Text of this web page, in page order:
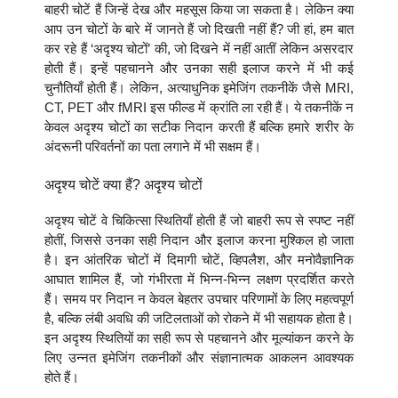
बाहरी चोटें हैं जिन्हें देख और महसूस किया जा सकता है। लेकिन क्या
आप उन चोटों के बारे में जानते हैं जो दिखती नहीं हैं? जी हां, हम बात
कर रहे हैं ‘अदृश्य चोटों’ की, जो दिखने में नहीं आतीं लेकिन असरदार
होती हैं। इन्हें पहचानने और उनका सही इलाज करने में भी कई
चुनौतियाँ होती हैं। लेकिन, अत्याधुनिक इमेजिंग तकनीकें जैसे MRI,
CT, PET और fMRI इस फील्ड में क्रांति ला रही हैं। ये तकनीकें न
केवल अदृश्य चोटों का सटीक निदान करती हैं बल्कि हमारे शरीर के
अंदरूनी परिवर्तनों का पता लगाने में भी सक्षम हैं।
अदृश्य चोटें क्या हैं? अदृश्य चोटों
अदृश्य चोटें वे चिकित्सा स्थितियाँ होती हैं जो बाहरी रूप से स्पष्ट नहीं
होतीं, जिससे उनका सही निदान और इलाज करना मुश्किल हो जाता
है। इन आंतरिक चोटों में दिमागी चोटें, व्हिपलैश, और मनोवैज्ञानिक
आघात शामिल हैं, जो गंभीरता में भिन्न-भिन्न लक्षण प्रदर्शित करते
हैं। समय पर निदान न केवल बेहतर उपचार परिणामों के लिए महत्वपूर्ण
है, बल्कि लंबी अवधि की जटिलताओं को रोकने में भी सहायक होता है।
इन अदृश्य स्थितियों का सही रूप से पहचानने और मूल्यांकन करने के
लिए उन्नत इमेजिंग तकनीकों और संज्ञानात्मक आकलन आवश्यक
होते हैं।